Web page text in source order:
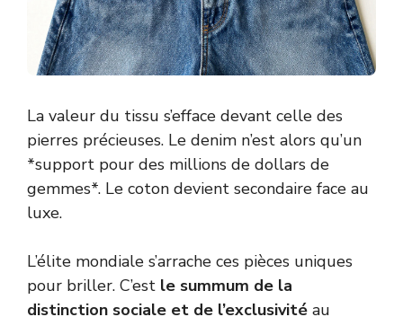
La valeur du tissu s’efface devant celle des
pierres précieuses. Le denim n’est alors qu’un
*support pour des millions de dollars de
gemmes*. Le coton devient secondaire face au
luxe.
L’élite mondiale s’arrache ces pièces uniques
pour briller. C’est le summum de la
distinction sociale et de l’exclusivité au